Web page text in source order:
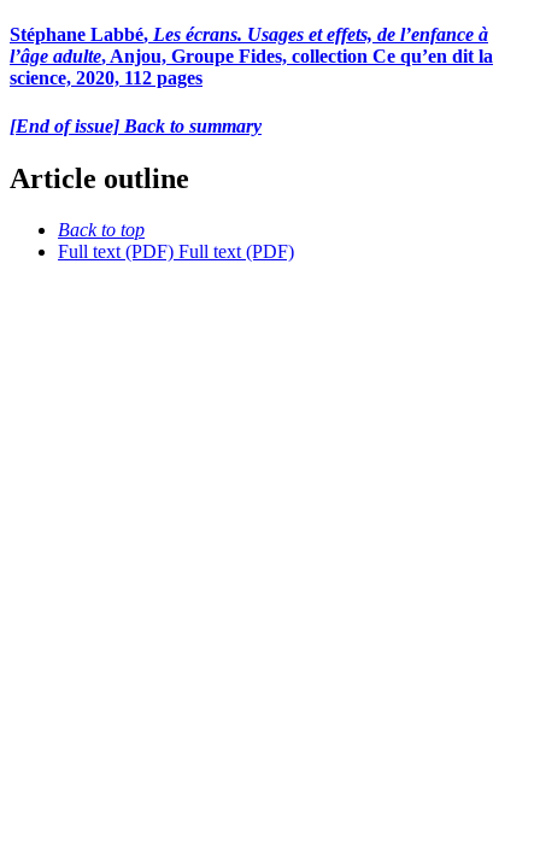
Stéphane Labbé, Les écrans. Usages et effets, de l’enfance à
l’âge adulte, Anjou, Groupe Fides, collection Ce qu’en dit la
science, 2020, 112 pages
[End of issue] Back to summary
Article outline
Back to top
Full text (PDF) Full text (PDF)